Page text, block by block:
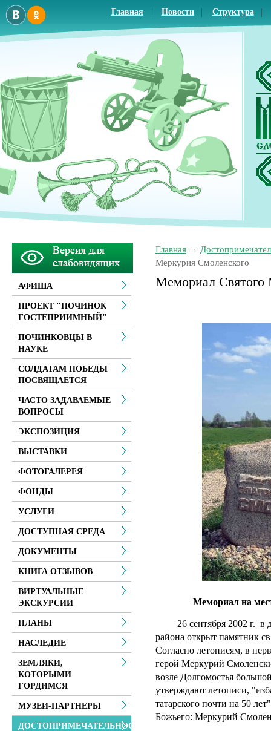
Главная Новости Структура
Главная
Меркурия Смоленского
Мемориал Святого
Мемориал на
26 сентября 2002 г. в
района открыт памятник
Согласно летописям, в
герой Меркурий
возле Долгомостья
утверждают летописи,
татарского почти на 50
Божьего: Меркурий
АФИША
ПРОЕКТ "ПОЧИНОК
ГОСТЕПРИИМНЫЙ"
ПОЧИНКОВЦЫ В
НАУКЕ
СОЛДАТАМ ПОБЕДЫ
ПОСВЯЩАЕТСЯ
ЧАСТО ЗАДАВАЕМЫЕ
ВОПРОСЫ
ЭКСПОЗИЦИЯ
ВЫСТАВКИ
ФОТОГАЛЕРЕЯ
ФОНДЫ
УСЛУГИ
ДОСТУПНАЯ СРЕДА
ДОКУМЕНТЫ
КНИГА ОТЗЫВОВ
ВИРТУАЛЬНЫЕ
ЭКСКУРСИИ
ПЛАНЫ
НАСЛЕДИЕ
ЗЕМЛЯКИ,
КОТОРЫМИ
ГОРДИМСЯ
МУЗЕИ-ПАРТНЕРЫ
ДОСТОПРИМЕЧАТЕЛЬНОСТИ